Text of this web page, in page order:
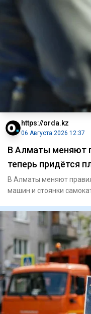
https://orda.kz
06 Августа 2026 12:37
В Алматы меняют
теперь придётся
В Алматы меняют
машин и стоянки